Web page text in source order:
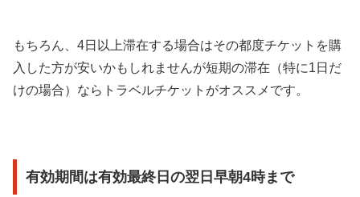
もちろん、4日以上滞在する場合はその都度チケットを購
入した方が安いかもしれませんが短期の滞在（特に1日だ
けの場合）ならトラベルチケットがオススメです。
有効期間は有効最終日の翌日早朝4時まで